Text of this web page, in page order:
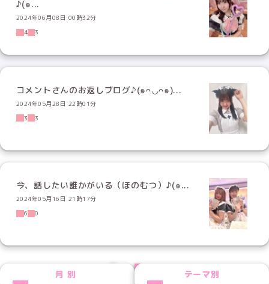
♪(๑...
2024年06月08日 00時32分
4
3
コメントさんのお返しブログ♪(๑ᴖ◡ᴖ๑)...
2024年05月28日 22時01分
3
3
今、話したい誰かがいる（ほのむつ）♪(๑...
2024年05月16日 21時17分
6
0
PREVNEXT
月別 テーマ別